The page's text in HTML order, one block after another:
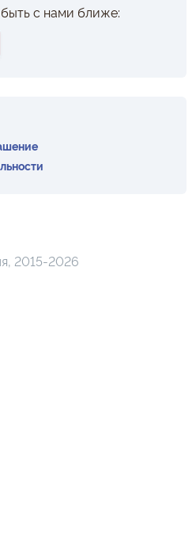
с нами ближе:
2015-2026